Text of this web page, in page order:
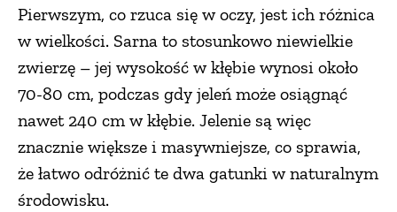
Pierwszym, co rzuca się w oczy, jest ich różnica
w wielkości. Sarna to stosunkowo niewielkie
zwierzę – jej wysokość w kłębie wynosi około
70-80 cm, podczas gdy jeleń może osiągnąć
nawet 240 cm w kłębie. Jelenie są więc
znacznie większe i masywniejsze, co sprawia,
że łatwo odróżnić te dwa gatunki w naturalnym
środowisku.